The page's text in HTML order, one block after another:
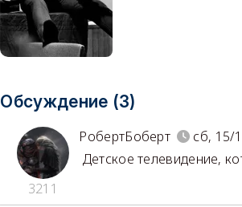
Обсуждение (3)
3211
РобертБоберт
сб, 15/
Детское телевидение,